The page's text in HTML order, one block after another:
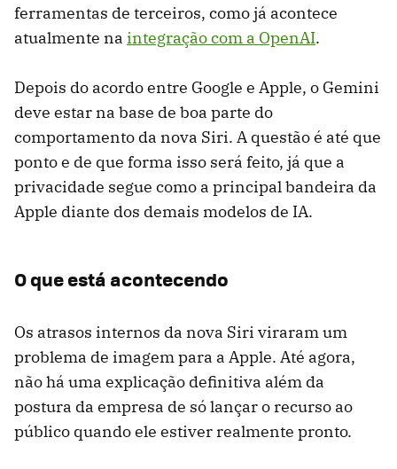
ferramentas de terceiros, como já acontece
atualmente na integração com a OpenAI.
Depois do acordo entre Google e Apple, o Gemini
deve estar na base de boa parte do
comportamento da nova Siri. A questão é até que
ponto e de que forma isso será feito, já que a
privacidade segue como a principal bandeira da
Apple diante dos demais modelos de IA.
O que está acontecendo
Os atrasos internos da nova Siri viraram um
problema de imagem para a Apple. Até agora,
não há uma explicação definitiva além da
postura da empresa de só lançar o recurso ao
público quando ele estiver realmente pronto.